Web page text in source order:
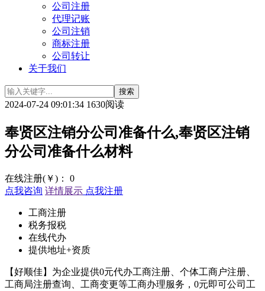
公司注册
代理记账
公司注销
商标注册
公司转让
关于我们
2024-07-24 09:01:34 1630阅读
奉贤区注销分公司准备什么,奉贤区注销
分公司准备什么材料
在线注册(￥)：
0
点我咨询 详情展示 点我注册
工商注册
税务报税
在线代办
提供地址+资质
【好顺佳】为企业提供0元代办工商注册、个体工商户注册、
工商局注册查询、工商变更等工商办理服务，0元即可公司工